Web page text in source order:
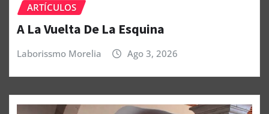
ARTÍCULOS
A La Vuelta De La Esquina
Laborissmo Morelia Ago 3, 2026